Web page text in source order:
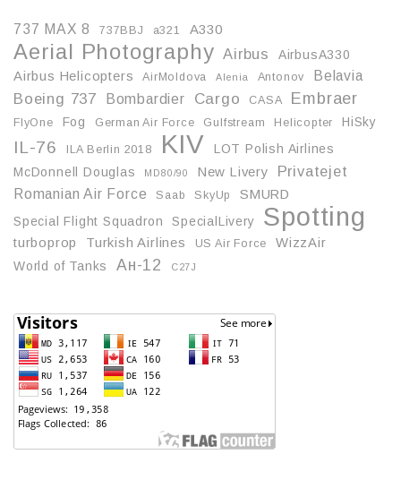
737 MAX 8 737BBJ a321 A330
Aerial Photography Airbus
AirbusA330
Airbus Helicopters
AirMoldova Alenia Antonov Belavia
Boeing 737 Bombardier Cargo CASA Embraer
FlyOne Fog German Air Force Gulfstream Helicopter HiSky
IL-76 ILA Berlin 2018 KIV
LOT Polish Airlines
McDonnell Douglas
MD80/90 New Livery Privatejet
Romanian Air Force Saab SkyUp
SMURD
Special Flight Squadron
SpecialLivery Spotting
turboprop Turkish Airlines US Air Force
WizzAir
World of Tanks
Ан-12 С27J